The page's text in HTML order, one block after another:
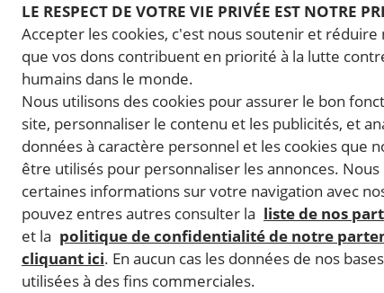
LE RESPECT DE VOTRE VIE PRIVÉE EST NOTRE
Accepter les cookies, c'est nous soutenir et réduire
que vos dons contribuent en priorité à la lutte
humains dans le monde.
Nous utilisons des cookies pour assurer le bon
site, personnaliser le contenu et les publicités, et
données à caractère personnel et les cookies que
être utilisés pour personnaliser les annonces. Nous
certaines informations sur votre navigation avec
pouvez entres autres consulter la liste de nos
et la politique de confidentialité de notre
cliquant ici. En aucun cas les données de nos
utilisées à des fins commerciales.